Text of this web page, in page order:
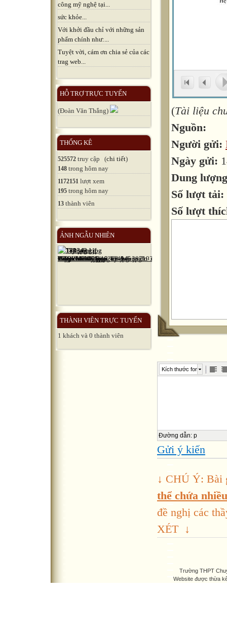
công mỹ nghệ tại...
sức khỏe...
Với khởi đầu chỉ với những sản
phẩm chính như:...
Tuyệt vời, cám ơn chia sẻ của các
trag web...
HỖ TRỢ TRỰC TUYẾN
(Đoàn Văn Thắng)
THỐNG KÊ
525572 truy cập (chi tiết)
148 trong hôm nay
1172151 lượt xem
195 trong hôm nay
13 thành viên
ẢNH NGẪU NHIÊN
THÀNH VIÊN TRỰC TUYẾN
1 khách và 0 thành viên
(Tài liệu
Nguồn:
Người gửi:
Ngày gửi:
Dung
Số lượt tải:
Số lượt
Kích thước font
Đường dẫn: p
Gửi ý kiến
↓ CHÚ Ý: Bài
thể chứa
đề nghị các
XÉT ↓
Trường THPT
Website được thừa